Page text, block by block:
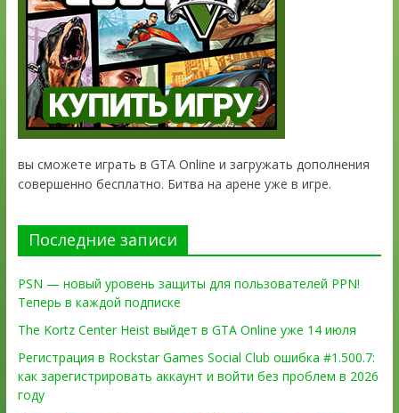
вы сможете играть в GTA Online и загружать дополнения
совершенно бесплатно. Битва на арене уже в игре.
Последние записи
PSN — новый уровень защиты для пользователей PPN!
Теперь в каждой подписке
The Kortz Center Heist выйдет в GTA Online уже 14 июля
Регистрация в Rockstar Games Social Club ошибка #1.500.7:
как зарегистрировать аккаунт и войти без проблем в 2026
году